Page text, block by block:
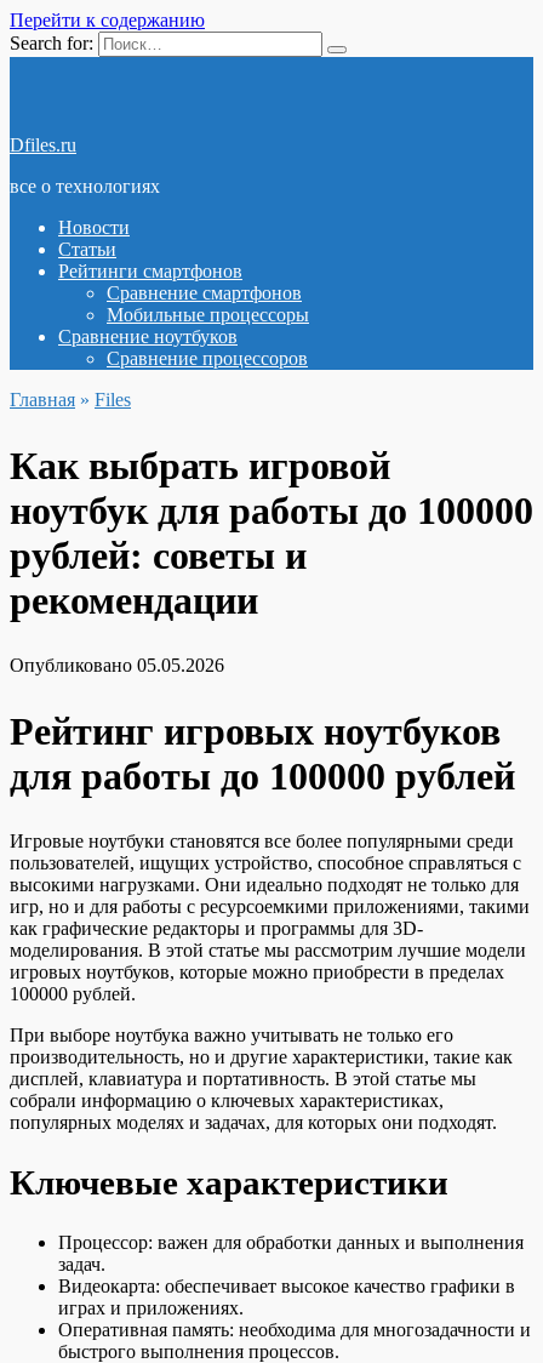
Перейти к содержанию
Search for:
Dfiles.ru
все о технологиях
Новости
Статьи
Рейтинги смартфонов
Сравнение смартфонов
Мобильные процессоры
Сравнение ноутбуков
Сравнение процессоров
Главная » Files
Как выбрать игровой
ноутбук для работы до 100000
рублей: советы и
рекомендации
Опубликовано 05.05.2026
Рейтинг игровых ноутбуков
для работы до 100000 рублей
Игровые ноутбуки становятся все более популярными среди
пользователей, ищущих устройство, способное справляться с
высокими нагрузками. Они идеально подходят не только для
игр, но и для работы с ресурсоемкими приложениями, такими
как графические редакторы и программы для 3D-
моделирования. В этой статье мы рассмотрим лучшие модели
игровых ноутбуков, которые можно приобрести в пределах
100000 рублей.
При выборе ноутбука важно учитывать не только его
производительность, но и другие характеристики, такие как
дисплей, клавиатура и портативность. В этой статье мы
собрали информацию о ключевых характеристиках,
популярных моделях и задачах, для которых они подходят.
Ключевые характеристики
Процессор: важен для обработки данных и выполнения
задач.
Видеокарта: обеспечивает высокое качество графики в
играх и приложениях.
Оперативная память: необходима для многозадачности и
быстрого выполнения процессов.